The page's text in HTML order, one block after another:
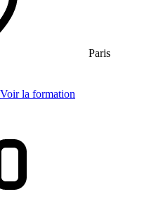
Paris
Voir la formation